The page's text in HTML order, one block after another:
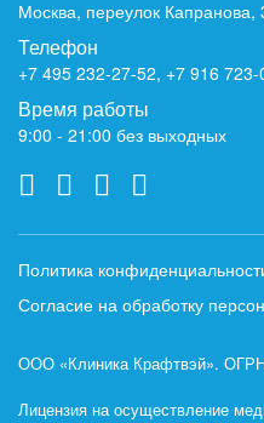
Москва, переулок Капранова,
Телефон
+7 495 232-27-52, +7 916 723-
Время работы
9:00 - 21:00 без выходных
Политика
Согласие на обработку
ООО «Клиника Крафтвэй».
Лицензия на осуществление